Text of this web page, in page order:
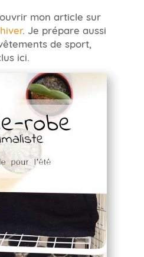
mon article sur
. Je prépare aussi
de sport,
ici.